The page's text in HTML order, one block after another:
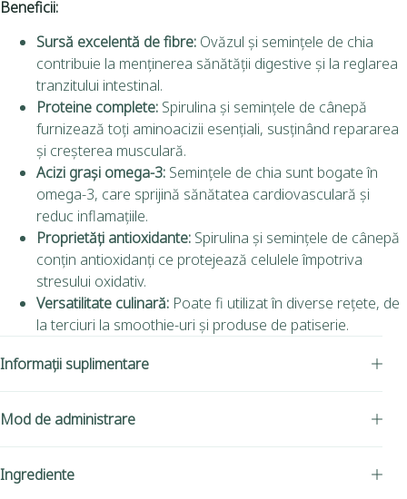
Beneficii:
Sursă excelentă de fibre: Ovăzul și semințele de chia
contribuie la menținerea sănătății digestive și la reglarea
tranzitului intestinal.
Proteine complete: Spirulina și semințele de cânepă
furnizează toți aminoacizii esențiali, susținând repararea
și creșterea musculară.
Acizi grași omega-3: Semințele de chia sunt bogate în
omega-3, care sprijină sănătatea cardiovasculară și
reduc inflamațiile.
Proprietăți antioxidante: Spirulina și semințele de cânepă
conțin antioxidanți ce protejează celulele împotriva
stresului oxidativ.
Versatilitate culinară: Poate fi utilizat în diverse rețete, de
la terciuri la smoothie-uri și produse de patiserie.
Informații suplimentare
Mod de administrare
Ingrediente